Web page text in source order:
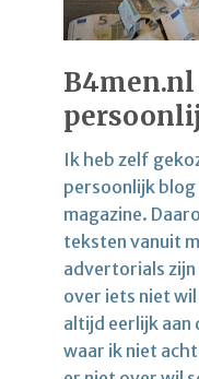
Ik heb zelf
persoonlijk blog
magazine.
teksten vanuit
advertorials zijn
over iets niet
altijd eerlijk aan
waar ik niet